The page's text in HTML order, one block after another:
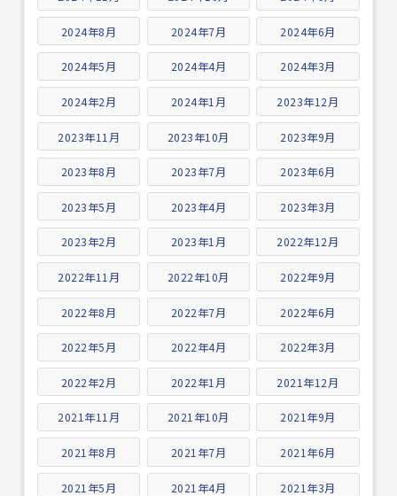
2024年8月 2024年7月 2024年6月
2024年5月 2024年4月 2024年3月
2024年2月 2024年1月 2023年12月
2023年11月 2023年10月 2023年9月
2023年8月 2023年7月 2023年6月
2023年5月 2023年4月 2023年3月
2023年2月 2023年1月 2022年12月
2022年11月 2022年10月 2022年9月
2022年8月 2022年7月 2022年6月
2022年5月 2022年4月 2022年3月
2022年2月 2022年1月 2021年12月
2021年11月 2021年10月 2021年9月
2021年8月 2021年7月 2021年6月
2021年5月 2021年4月 2021年3月